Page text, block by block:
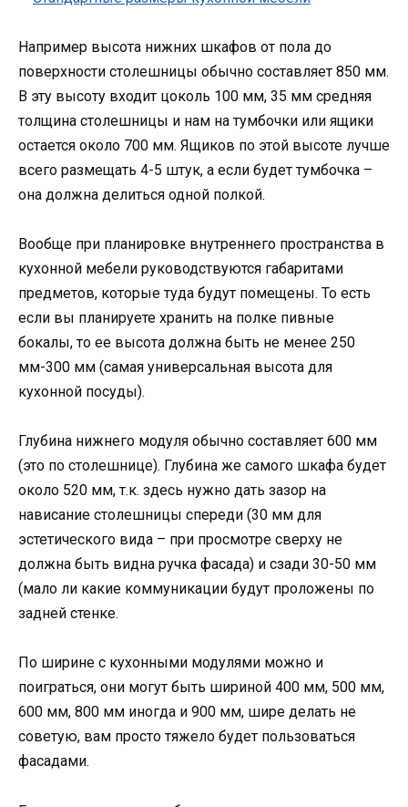
Например высота нижних шкафов от пола до
поверхности столешницы обычно составляет 850 мм.
В эту высоту входит цоколь 100 мм, 35 мм средняя
толщина столешницы и нам на тумбочки или ящики
остается около 700 мм. Ящиков по этой высоте лучше
всего размещать 4-5 штук, а если будет тумбочка –
она должна делиться одной полкой.
Вообще при планировке внутреннего пространства в
кухонной мебели руководствуются габаритами
предметов, которые туда будут помещены. То есть
если вы планируете хранить на полке пивные
бокалы, то ее высота должна быть не менее 250
мм-300 мм (самая универсальная высота для
кухонной посуды).
Глубина нижнего модуля обычно составляет 600 мм
(это по столешнице). Глубина же самого шкафа будет
около 520 мм, т.к. здесь нужно дать зазор на
нависание столешницы спереди (30 мм для
эстетического вида – при просмотре сверху не
должна быть видна ручка фасада) и сзади 30-50 мм
(мало ли какие коммуникации будут проложены по
задней стенке.
По ширине с кухонными модулями можно и
поиграться, они могут быть шириной 400 мм, 500 мм,
600 мм, 800 мм иногда и 900 мм, шире делать не
советую, вам просто тяжело будет пользоваться
фасадами.